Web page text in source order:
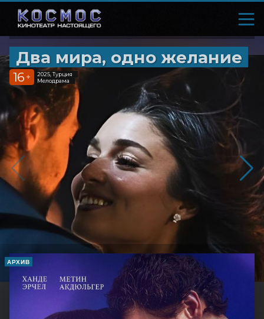
Два мира, одно желание
16 +
2025, Турция
Мелодрама
АРХИВ